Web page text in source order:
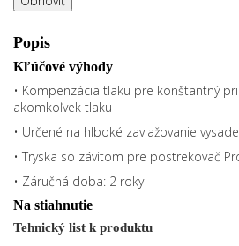
Popis
Kľúčové výhody
• Kompenzácia tlaku pre konštantný
akomkoľvek tlaku
• Určené na hlboké zavlažovanie
• Tryska so závitom pre postrekovač
• Záručná doba: 2 roky
Na stiahnutie
Tehnický list k produktu